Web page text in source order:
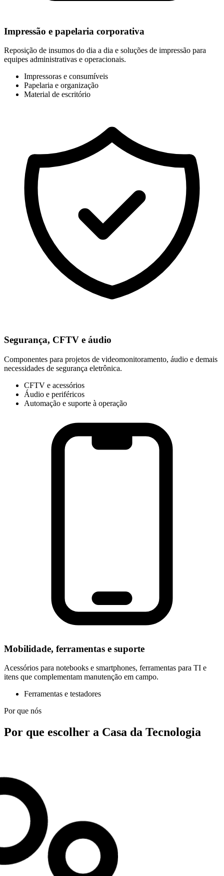
Impressão e papelaria corporativa
Reposição de insumos do dia a dia e soluções de impressão para
equipes administrativas e operacionais.
Impressoras e consumíveis
Papelaria e organização
Material de escritório
Segurança, CFTV e áudio
Componentes para projetos de videomonitoramento, áudio e demais
necessidades de segurança eletrônica.
CFTV e acessórios
Áudio e periféricos
Automação e suporte à operação
Mobilidade, ferramentas e suporte
Acessórios para notebooks e smartphones, ferramentas para TI e
itens que complementam manutenção em campo.
Ferramentas e testadores
Por que nós
Por que escolher a Casa da Tecnologia